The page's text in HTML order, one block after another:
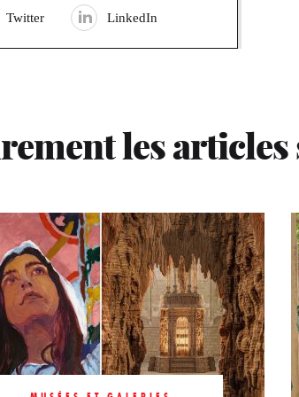
Twitter LinkedIn
les
MUSÉES ET GALERIES
MUSÉES ET GALERIES